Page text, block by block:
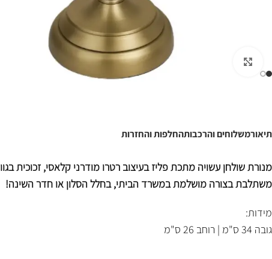
תיאורמשלוחים והרכבותהחלפות והחזרות
מנורת שולחן עשויה מתכת פליז בעיצוב רטרו מודרני קלאסי, זכוכית
משתלבת בצורה מושלמת במשרד הביתי, בחלל הסלון או חדר השינה!
מידות:
גובה 34 ס"מ | רוחב 26 ס"מ